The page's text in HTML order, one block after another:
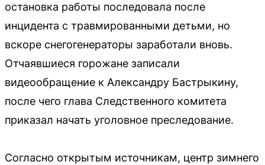
остановка работы последовала после
инцидента с травмированными детьми, но
вскоре снегогенераторы заработали вновь.
Отчаявшиеся горожане записали
видеообращение к Александру Бастрыкину,
после чего глава Следственного комитета
приказал начать уголовное преследование.
Согласно открытым источникам, центр зимнего